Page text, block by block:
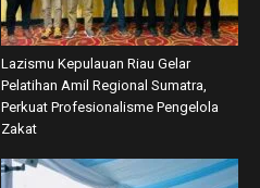
Lazismu Kepulauan Riau Gelar
Pelatihan Amil Regional Sumatra,
Perkuat Profesionalisme Pengelola
Zakat